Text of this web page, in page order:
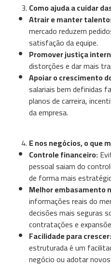
Como ajuda a cuidar
Atrair e manter
mercado reduzem
satisfação da equipe.
Promover justiça
distorções e dar mais
Apoiar o crescimento
salariais bem definidas
planos de carreira,
da empresa.
E nos negócios, o que
Controle financeiro:
pessoal saiam do
de forma mais
Melhor embasamento
informações reais do
decisões mais seguras
contratações e
Facilidade para crescer:
estruturada é um
negócio ou adotar